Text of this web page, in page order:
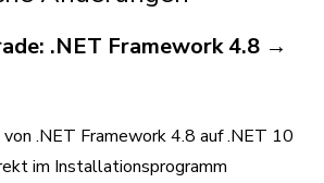
.NET Framework 4.8 →
.NET Framework 4.8 auf .NET 10
im Installationsprogramm